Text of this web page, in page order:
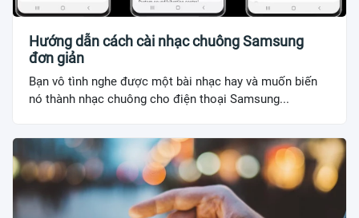
Hướng dẫn cách cài nhạc chuông Samsung
đơn giản
Bạn vô tình nghe được một bài nhạc hay và muốn biến
nó thành nhạc chuông cho điện thoại Samsung...